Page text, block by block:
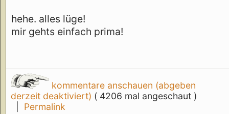
hehe. alles lüge!
mir gehts einfach prima!
kommentare anschauen (abgeben
derzeit deaktiviert) ( 4206 mal angeschaut )
Permalink